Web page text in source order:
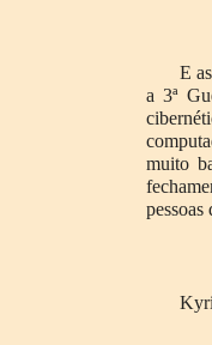
E
a 3ª
muito
pessoas